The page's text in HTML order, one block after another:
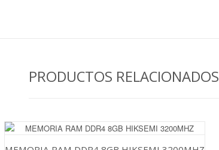
PRODUCTOS RELACIONADOS